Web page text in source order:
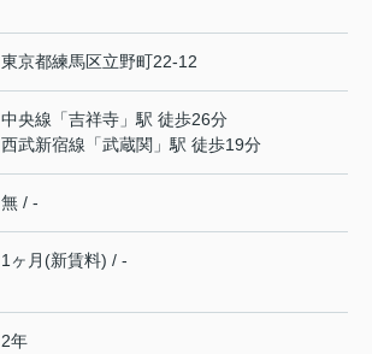
東京都練馬区立野町22-12
中央線 「吉祥寺 」駅 徒歩26分
西武新宿線 「武蔵関 」駅 徒歩19分
無 / -
1ヶ月(新賃料) / -
2年